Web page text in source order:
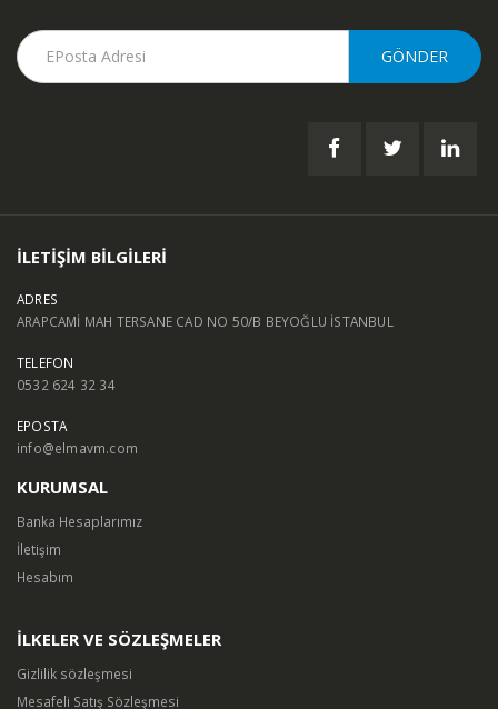
İLETİŞİM BİLGİLERİ
ADRES
ARAPCAMİ MAH TERSANE CAD NO 50/B BEYOĞLU İSTANBUL
TELEFON
0532 624 32 34
EPOSTA
info@elmavm.com
KURUMSAL
Banka Hesaplarımız
İletişim
Hesabım
İLKELER VE SÖZLEŞMELER
Gizlilik sözleşmesi
Mesafeli Satış Sözleşmesi